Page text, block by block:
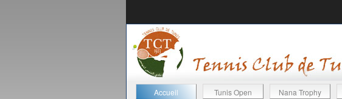
Accueil Tunis Open Nana Trophy